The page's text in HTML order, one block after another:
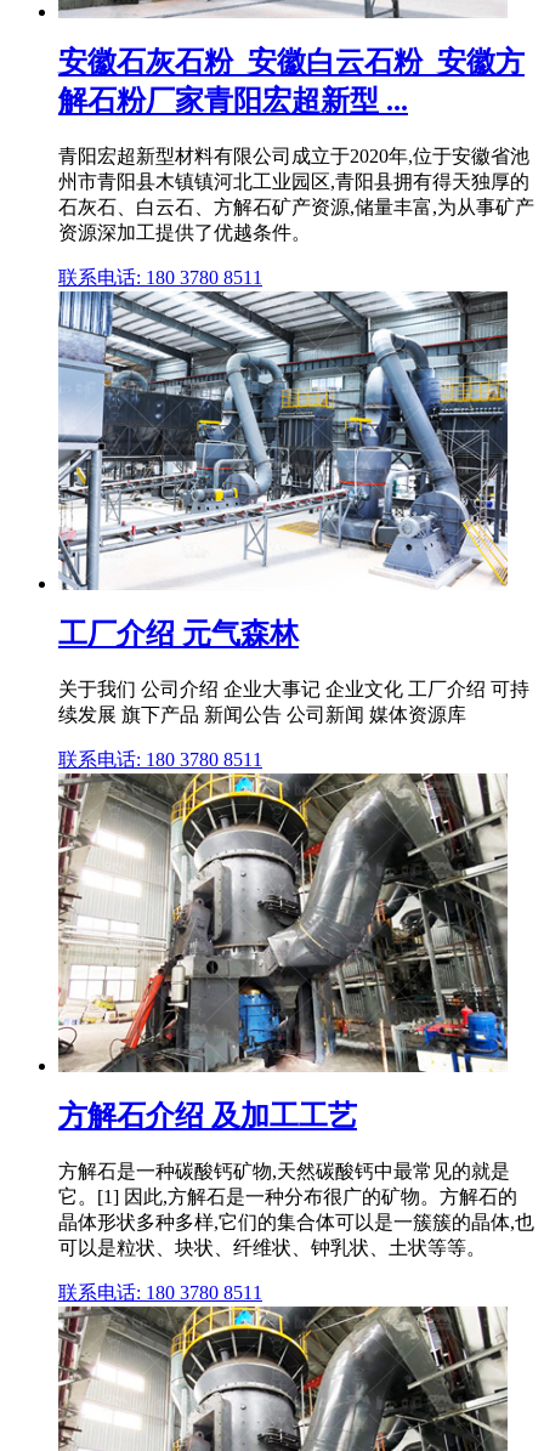
安徽石灰石粉_安徽白云石粉_安徽方
解石粉厂家青阳宏超新型 ...
青阳宏超新型材料有限公司成立于2020年,位于安徽省池
州市青阳县木镇镇河北工业园区,青阳县拥有得天独厚的
石灰石、白云石、方解石矿产资源,储量丰富,为从事矿产
资源深加工提供了优越条件。
联系电话: 180 3780 8511
工厂介绍 元气森林
关于我们 公司介绍 企业大事记 企业文化 工厂介绍 可持
续发展 旗下产品 新闻公告 公司新闻 媒体资源库
联系电话: 180 3780 8511
方解石介绍 及加工工艺
方解石是一种碳酸钙矿物,天然碳酸钙中最常见的就是
它。[1] 因此,方解石是一种分布很广的矿物。方解石的
晶体形状多种多样,它们的集合体可以是一簇簇的晶体,也
可以是粒状、块状、纤维状、钟乳状、土状等等。
联系电话: 180 3780 8511